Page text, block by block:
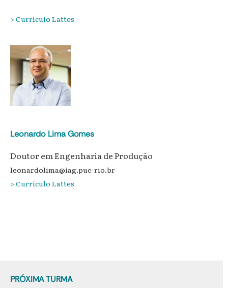
> Currículo Lattes
Leonardo Lima Gomes
Doutor em Engenharia de Produção
leonardolima@iag.puc-rio.br
> Currículo Lattes
PRÓXIMA TURMA